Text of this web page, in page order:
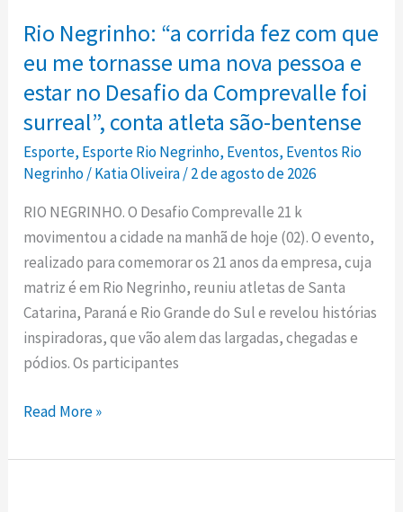
Rio Negrinho: “a corrida fez com que
eu me tornasse uma nova pessoa e
estar no Desafio da Comprevalle foi
surreal”, conta atleta são-bentense
Esporte, Esporte Rio Negrinho, Eventos, Eventos Rio
Negrinho/Katia Oliveira/2 de agosto de 2026
RIO NEGRINHO. O Desafio Comprevalle 21 k
movimentou a cidade na manhã de hoje (02). O evento,
realizado para comemorar os 21 anos da empresa, cuja
matriz é em Rio Negrinho, reuniu atletas de Santa
Catarina, Paraná e Rio Grande do Sul e revelou histórias
inspiradoras, que vão alem das largadas, chegadas e
pódios. Os participantes
“a
corrida
que
eu
me
tornasse
uma
nova
pessoa
e
estar
no
da
foi
Read More »